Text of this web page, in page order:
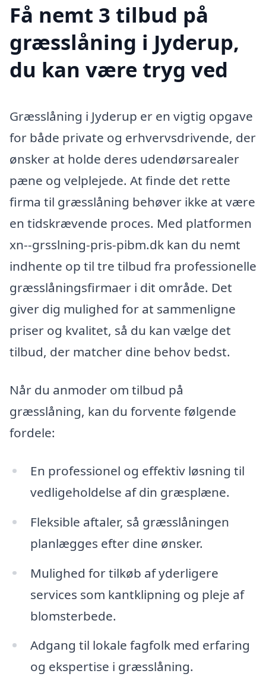
Få nemt 3 tilbud på
græsslåning i Jyderup,
du kan være tryg ved
Græsslåning i Jyderup er en vigtig opgave
for både private og erhvervsdrivende, der
ønsker at holde deres udendørsarealer
pæne og velplejede. At finde det rette
firma til græsslåning behøver ikke at være
en tidskrævende proces. Med platformen
xn--grsslning-pris-pibm.dk kan du nemt
indhente op til tre tilbud fra professionelle
græsslåningsfirmaer i dit område. Det
giver dig mulighed for at sammenligne
priser og kvalitet, så du kan vælge det
tilbud, der matcher dine behov bedst.
Når du anmoder om tilbud på
græsslåning, kan du forvente følgende
fordele:
En professionel og effektiv løsning til
vedligeholdelse af din græsplæne.
Fleksible aftaler, så græsslåningen
planlægges efter dine ønsker.
Mulighed for tilkøb af yderligere
services som kantklipning og pleje af
blomsterbede.
Adgang til lokale fagfolk med erfaring
og ekspertise i græsslåning.